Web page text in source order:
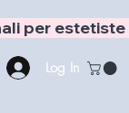
per
Log In